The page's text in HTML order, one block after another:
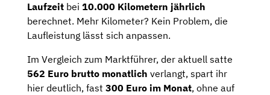
Laufzeit bei 10.000 Kilometern jährlich
berechnet. Mehr Kilometer? Kein Problem, die
Laufleistung lässt sich anpassen.
Im Vergleich zum Marktführer, der aktuell satte
562 Euro brutto monatlich verlangt, spart ihr
hier deutlich, fast 300 Euro im Monat, ohne auf